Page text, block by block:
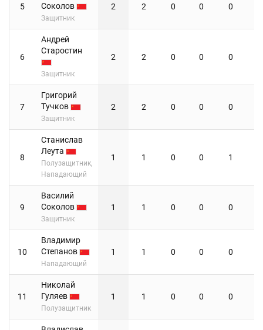
5
Соколов
Защитник
2 2 0 0 0
6
Андрей
Старостин
Защитник
2 2 0 0 0
7
Григорий
Тучков
Защитник
2 2 0 0 0
8
Станислав
Леута
Полузащитник,
Нападающий
1 1 0 0 1
9
Василий
Соколов
Защитник
1 1 0 0 0
10
Владимир
Степанов
Нападающий
1 1 0 0 0
11
Николай
Гуляев
Полузащитник
1 1 0 0 0